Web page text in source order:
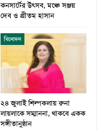
কনসার্টের উৎসব, মঞ্চে সঞ্জয়
দেব ও প্রীতম হাসান
বিনোদন
২৪ জুলাই শিল্পকলায় রুনা
লায়লাকে সম্মাননা, থাকবে একক
সঙ্গীতানুষ্ঠান